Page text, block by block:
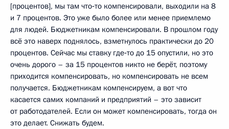
[процентов], мы там что‑то компенсировали, выходили на 8
и 7 процентов. Это уже было более или менее приемлемо
для людей. Бюджетникам компенсировали. В прошлом году
всё это наверх поднялось, взметнулось практически до 20
процентов. Сейчас мы ставку где‑то до 15 опустили, но это
очень дорого – за 15 процентов никто не берёт, поэтому
приходится компенсировать, но компенсировать не всем
получается. Бюджетникам компенсируем, а вот что
касается самих компаний и предприятий – это зависит
от работодателей. Если он может компенсировать, тогда он
это делает. Снижать будем.